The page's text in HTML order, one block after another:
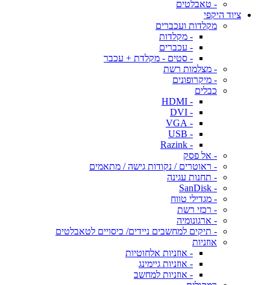
- טאבלטים
ציוד היקפי
מקלדות ועכברים
- מקלדות
- עכברים
- סטים - מקלדת + עכבר
- מצלמות רשת
- מיקרופונים
כבלים
- HDMI
- DVI
- VGA
- USB
- Razink
- אל פסק
- ראוטרים / נקודות גישה / מתאמים
- תחנות עגינה
- SanDisk
- מגדילי טווח
- רכזי רשת
- ארגונומיה
- תיקים למחשבים ניידים/ כיסויים לטאבלטים
אוזניות
- אוזניות אלחוטיות
- אוזניות גיימינג
- אוזניות למחשב